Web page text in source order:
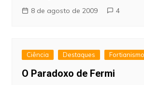
8 de agosto de 2009 4
Ciência Destaques Fortianismo
O Paradoxo de Fermi